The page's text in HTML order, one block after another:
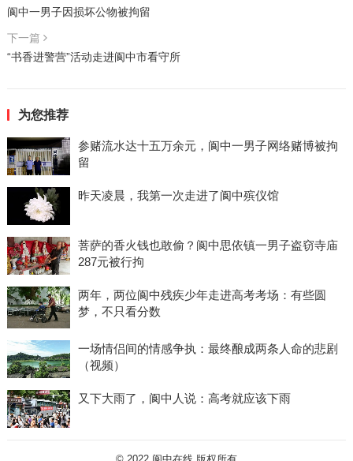
阆中一男子因损坏公物被拘留
下一篇
“书香进警营”活动走进阆中市看守所
为您推荐
参赌流水达十五万余元，阆中一男子网络赌博被拘
留
昨天凌晨，我第一次走进了阆中殡仪馆
菩萨的香火钱也敢偷？阆中思依镇一男子盗窃寺庙
287元被行拘
两年，两位阆中残疾少年走进高考考场：有些圆
梦，不只看分数
一场情侣间的情感争执：最终酿成两条人命的悲剧
（视频）
又下大雨了，阆中人说：高考就应该下雨